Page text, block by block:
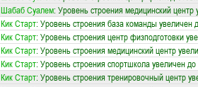
Шабаб Суалем: Уровень строения медицинский центр
Кик Старт: Уровень строения база команды увеличен
Кик Старт: Уровень строения центр физподготовки
Кик Старт: Уровень строения медицинский центр
Кик Старт: Уровень строения спортшкола увеличен
Кик Старт: Уровень строения тренировочный центр